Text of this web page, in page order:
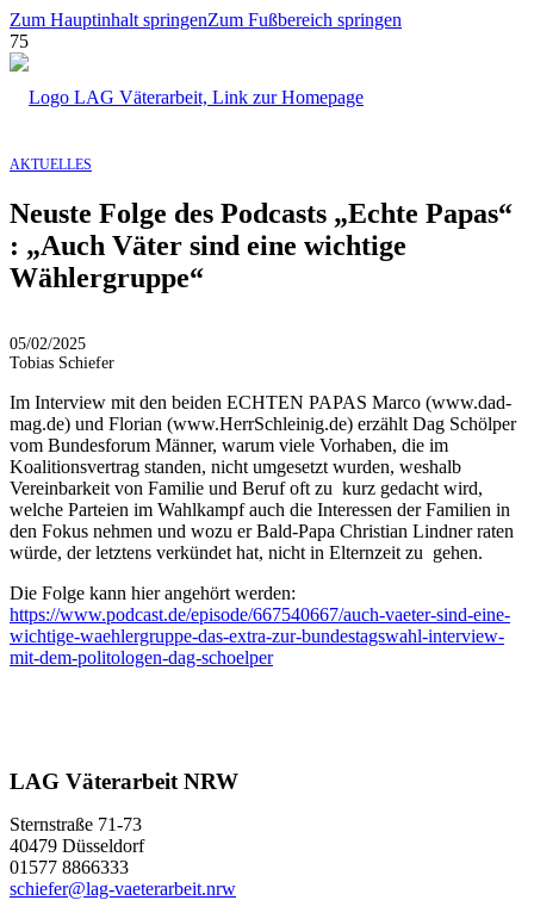
Zum Hauptinhalt springenZum Fußbereich springen
AKTUELLES
Neuste Folge des Podcasts „Echte Papas“
: „Auch Väter sind eine wichtige
Wählergruppe“
05/02/2025
Tobias Schiefer
Im Interview mit den beiden ECHTEN PAPAS Marco (www.dad-
mag.de) und Florian (www.HerrSchleinig.de) erzählt Dag Schölper
vom Bundesforum Männer, warum viele Vorhaben, die im
Koalitionsvertrag standen, nicht umgesetzt wurden, weshalb
Vereinbarkeit von Familie und Beruf oft zu kurz gedacht wird,
welche Parteien im Wahlkampf auch die Interessen der Familien in
den Fokus nehmen und wozu er Bald-Papa Christian Lindner raten
würde, der letztens verkündet hat, nicht in Elternzeit zu gehen.
Die Folge kann hier angehört werden:
https://www.podcast.de/episode/667540667/auch-vaeter-sind-eine-
wichtige-waehlergruppe-das-extra-zur-bundestagswahl-interview-
mit-dem-politologen-dag-schoelper
LAG Väterarbeit NRW
Sternstraße 71-73
40479 Düsseldorf
01577 8866333
schiefer@lag-vaeterarbeit.nrw